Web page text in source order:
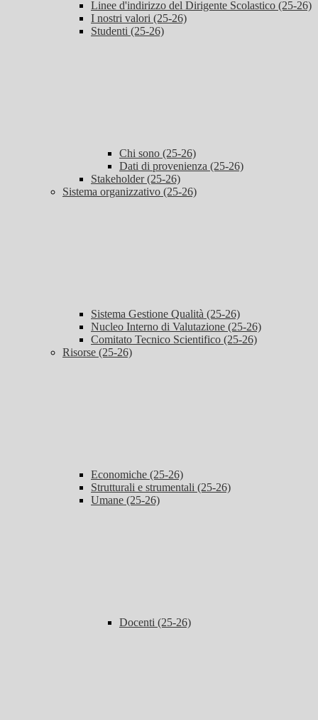
Linee d'indirizzo del Dirigente Scolastico (25-26)
I nostri valori (25-26)
Studenti (25-26)
Chi sono (25-26)
Dati di provenienza (25-26)
Stakeholder (25-26)
Sistema organizzativo (25-26)
Sistema Gestione Qualità (25-26)
Nucleo Interno di Valutazione (25-26)
Comitato Tecnico Scientifico (25-26)
Risorse (25-26)
Economiche (25-26)
Strutturali e strumentali (25-26)
Umane (25-26)
Docenti (25-26)